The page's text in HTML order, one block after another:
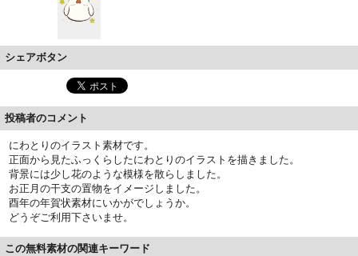
シェアボタン
投稿者のコメント
にわとりのイラスト素材です。
正面から見たふっくらしたにわとりのイラストを描きました。
背景には少し花のような模様を散らしました。
お正月の干支の置物をイメージしました。
酉年の年賀状素材にいかがでしょうか。
どうぞご利用下さいませ。
この無料素材の関連キーワード